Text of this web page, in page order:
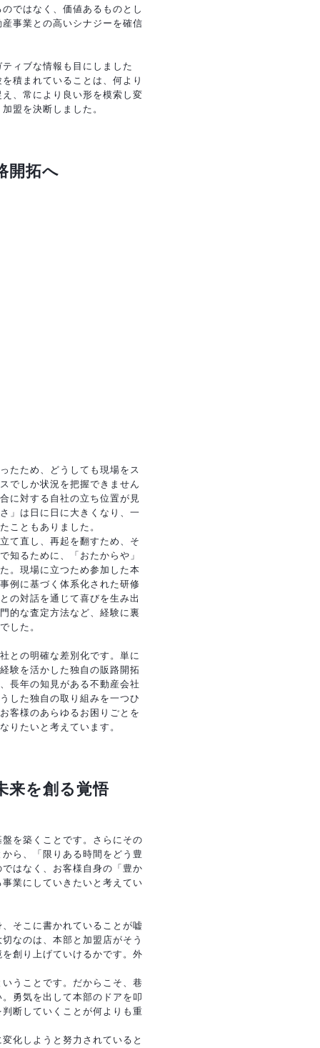
ではなく、価値あるものとし
事業との高いシナジーを確信
ィブな情報も目にしました
積まれていることは、何より
、常により良い形を模索し変
盟を決断しました。
開拓へ
たため、どうしても現場をス
でしか状況を把握できません
に対する自社の立ち位置が見
」は日に日に大きくなり、一
こともありました。
て直し、再起を翻すため、そ
知るために、「おたからや」
。現場に立つため参加した本
例に基づく体系化された研修
の対話を通じて喜びを生み出
的な査定方法など、経験に裏
した。
との明確な差別化です。単に
験を活かした独自の販路開拓
長年の知見がある不動産会社
した独自の取り組みを一つひ
客様のあらゆるお困りごとを
りたいと考えています。
来を創る覚悟
を築くことです。さらにその
ら、「限りある時間をどう豊
はなく、お客様自身の「豊か
業にしていきたいと考えてい
そこに書かれていることが嘘
なのは、本部と加盟店がそう
創り上げていけるかです。外
うことです。だからこそ、巷
勇気を出して本部のドアを叩
断していくことが何よりも重
化しようと努力されていると